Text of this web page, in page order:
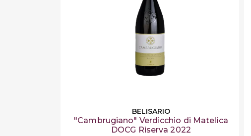
BELISARIO
"Cambrugiano" Verdicchio di Matelica
DOCG Riserva 2022